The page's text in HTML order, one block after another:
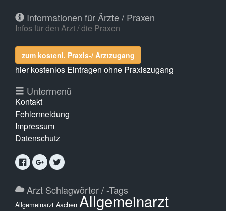
Informationen für Ärzte / Praxen
Infos für den Arzt / die Praxen
zum kostenl. Praxis-/ Arztzugang
hier kostenlos Eintragen ohne Praxiszugang
Untermenü
Kontakt
Fehlermeldung
Impressum
Datenschutz
Arzt Schlagwörter / -Tags
Allgemeinarzt Aachen Allgemeinarzt